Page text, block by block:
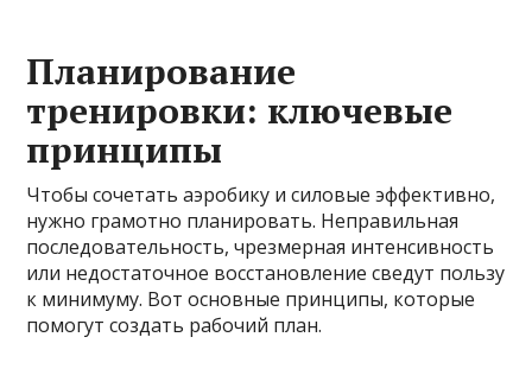
Планирование
тренировки: ключевые
принципы
Чтобы сочетать аэробику и силовые эффективно,
нужно грамотно планировать. Неправильная
последовательность, чрезмерная интенсивность
или недостаточное восстановление сведут пользу
к минимуму. Вот основные принципы, которые
помогут создать рабочий план.